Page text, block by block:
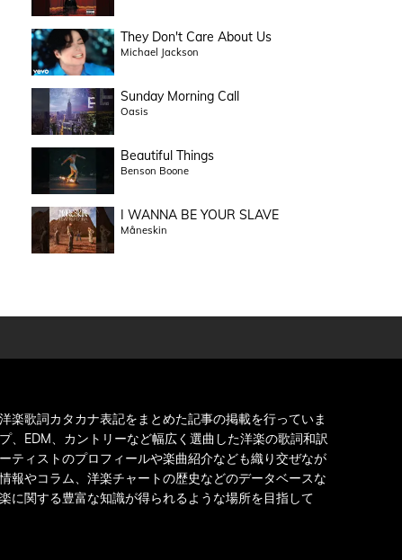
They Don't Care About Us
Michael Jackson
Sunday Morning Call
Oasis
Beautiful Things
Benson Boone
I WANNA BE YOUR SLAVE
Måneskin
楽歌詞カタカナ表記をまとめた記事の掲載を行っていま
、EDM、カントリーなど幅広く選曲した洋楽の歌詞和訳
ティストのプロフィールや楽曲紹介なども織り交ぜなが
報やコラム、洋楽チャートの歴史などのデータベースな
に関する豊富な知識が得られるような場所を目指して